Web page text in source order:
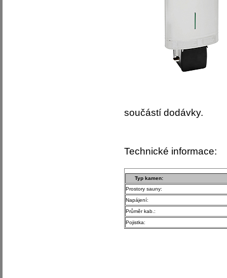
součástí dodávky.
Technické informace:
Typ kamen:
Prostory sauny:
Napájení:
Průměr kab.:
Pojistka: